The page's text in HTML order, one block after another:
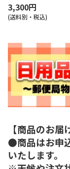
3,300円
(送料別・税込)
【商品のお届
●商品はお申
いたします。